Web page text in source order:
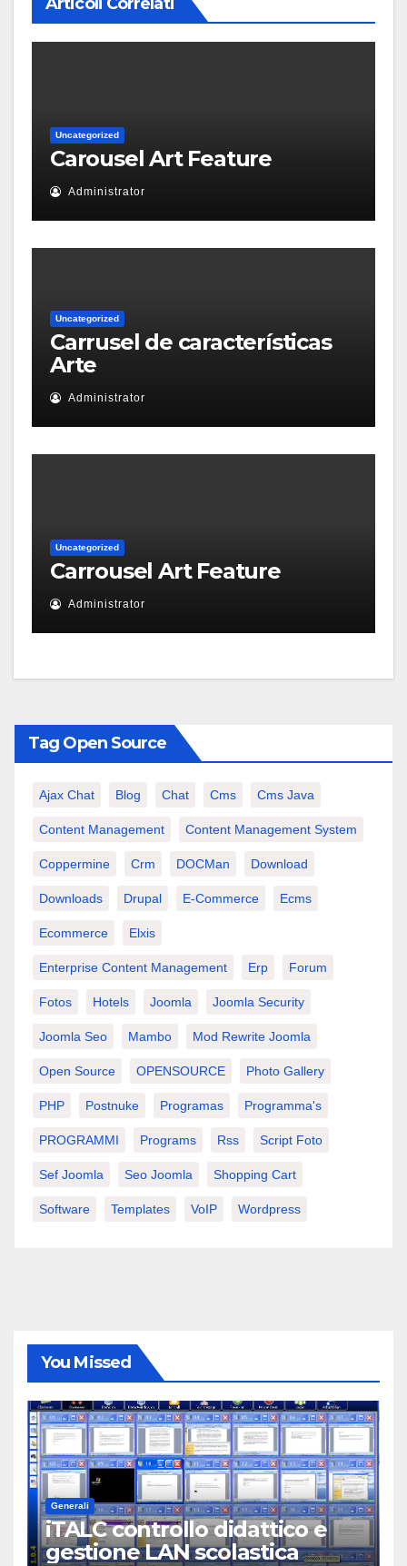
Uncategorized
Carousel Art Feature
Administrator
Uncategorized
Carrusel de características
Arte
Administrator
Uncategorized
Carrousel Art Feature
Administrator
Tag Open Source
Ajax Chat Blog Chat Cms Cms Java
Content Management Content Management System
Coppermine Crm DOCMan Download
Downloads Drupal E-Commerce Ecms
Ecommerce Elxis
Enterprise Content Management Erp Forum
Fotos Hotels Joomla Joomla Security
Joomla Seo Mambo Mod Rewrite Joomla
Open Source OPENSOURCE Photo Gallery
PHP Postnuke Programas Programma's
PROGRAMMI Programs Rss Script Foto
Sef Joomla Seo Joomla Shopping Cart
Software Templates VoIP Wordpress
You Missed
Generali
iTALC controllo didattico e
gestione LAN scolastica